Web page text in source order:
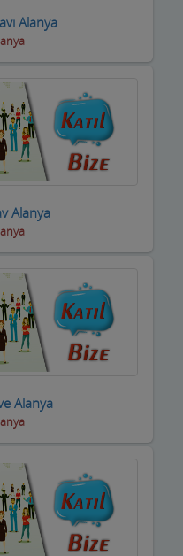
Alanya
Alanya
Alanya